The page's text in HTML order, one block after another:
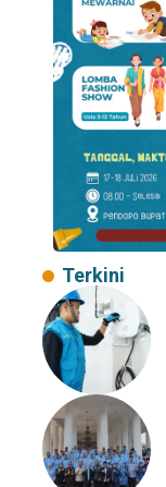
Terkini